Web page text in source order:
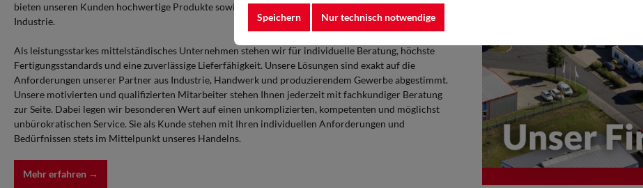
bieten unseren Kunden hochwertige Produkte sowie maßgeschneiderte Lösungen für Handwerk und
Industrie.
Als leistungsstarkes mittelständisches Unternehmen stehen wir für individuelle Beratung, höchste
Fertigungsstandards und eine zuverlässige Lieferfähigkeit. Unsere Lösungen sind exakt auf die
Anforderungen unserer Partner aus Industrie, Handwerk und produzierendem Gewerbe abgestimmt.
Unsere motivierten und qualifizierten Mitarbeiter stehen Ihnen jederzeit mit fachkundiger Beratung
zur Seite. Dabei legen wir besonderen Wert auf einen unkomplizierten, kompetenten und möglichst
unbürokratischen Service. Sie als Kunde stehen mit Ihren individuellen Anforderungen und
Bedürfnissen stets im Mittelpunkt unseres Handelns.
Mehr erfahren →
Speichern Nur technisch notwendige